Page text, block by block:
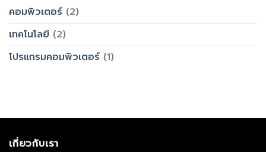
คอมพิวเตอร์(2)
เทคโนโลยี (2)
โปรแกรมคอมพิวเตอร์(1)
เกี่ยวกับเรา